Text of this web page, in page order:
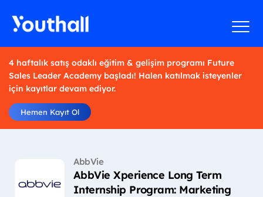
4 haftalık satış odaklı eğitim & gelişim programı Future
Sales Leader Academy başladı! Halen katılmak isteyenler
için kayıtlar devam ediyor.
Hemen Kayıt Ol
AbbVie
AbbVie Xperience Long Term
Internship Program: Marketing